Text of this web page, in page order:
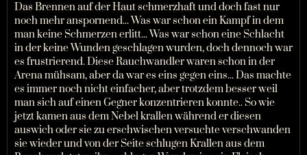
Das Brennen auf der Haut schmerzhaft und doch fast nur
noch mehr anspornend... Was war schon ein Kampf in dem
man keine Schmerzen erlitt... Was war schon eine Schlacht
in der keine Wunden geschlagen wurden, doch dennoch war
es frustrierend. Diese Rauchwandler waren schon in der
Arena mühsam, aber da war es eins gegen eins... Das machte
es immer noch nicht einfacher, aber trotzdem besser weil
man sich auf einen Gegner konzentrieren konnte.. So wie
jetzt kamen aus dem Nebel krallen während er diesen
auswich oder sie zu erschwischen versuchte verschwanden
sie wieder und von der Seite schlugen Krallen aus dem